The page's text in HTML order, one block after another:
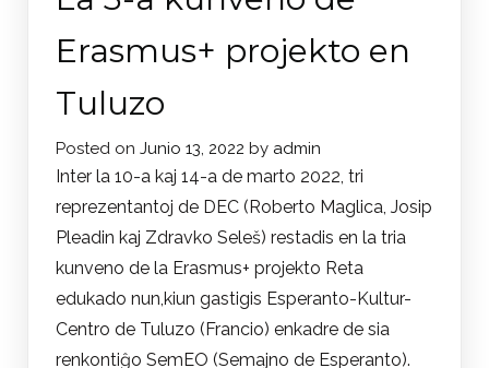
Erasmus+ projekto en
Tuluzo
Posted on Junio 13, 2022 by admin
Inter la 10-a kaj 14-a de marto 2022, tri
reprezentantoj de DEC (Roberto Maglica, Josip
Pleadin kaj Zdravko Seleš) restadis en la tria
kunveno de la Erasmus+ projekto Reta
edukado nun,kiun gastigis Esperanto-Kultur-
Centro de Tuluzo (Francio) enkadre de sia
renkontiĝo SemEO (Semajno de Esperanto).